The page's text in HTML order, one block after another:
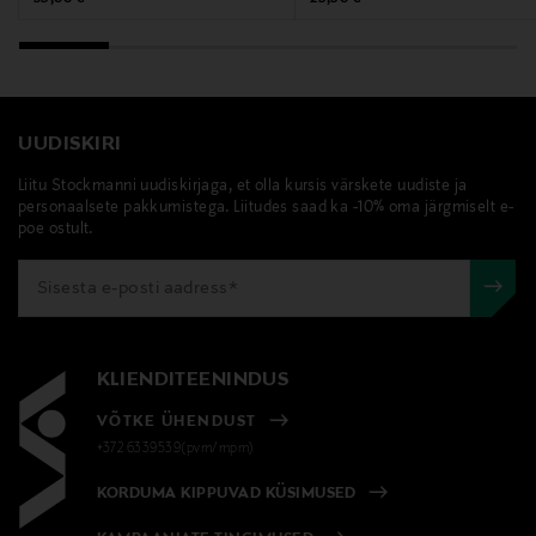
UUDISKIRI
Liitu Stockmanni uudiskirjaga, et olla kursis värskete uudiste ja
personaalsete pakkumistega. Liitudes saad ka -10% oma järgmiselt e-
poe ostult.
KLIENDITEENINDUS
VÕTKE ÜHENDUST
+372 6339539(pvm/mpm)
KORDUMA KIPPUVAD KÜSIMUSED